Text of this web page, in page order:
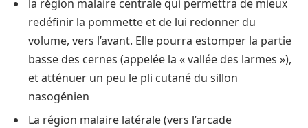
la région malaire centrale qui permettra de mieux
redéfinir la pommette et de lui redonner du
volume, vers l’avant. Elle pourra estomper la partie
basse des cernes (appelée la « vallée des larmes »),
et atténuer un peu le pli cutané du sillon
nasogénien
La région malaire latérale (vers l’arcade